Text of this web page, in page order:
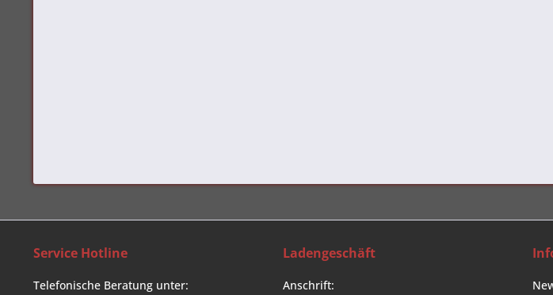
Service Hotline
Telefonische Beratung unter:
Ladengeschäft
Anschrift: